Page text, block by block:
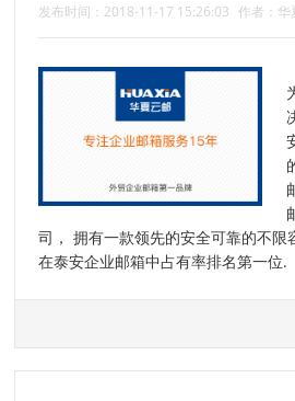
发布时间：2018-11-17 15:26:03 作者：华
司， 拥有一款领先的安全可靠的不限
在泰安企业邮箱中占有率排名第一位.